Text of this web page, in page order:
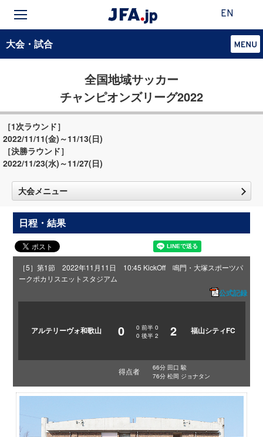
EN
大会・試合
全国地域サッカー
チャンピオンズリーグ2022
［1次ラウンド］
2022/11/11(金)～11/13(日)
［決勝ラウンド］
2022/11/23(水)～11/27(日)
大会メニュー
日程・結果
［5］第1節 2022年11月11日 10:45 KickOff 鳴門・大塚スポーツパ
ークポカリスエットスタジアム
公式記録
アルテリーヴォ和歌山 0 0 前半 0
0 後半 2 2 福山シティFC
得点者
66分 田口 駿
76分 松岡 ジョナタン